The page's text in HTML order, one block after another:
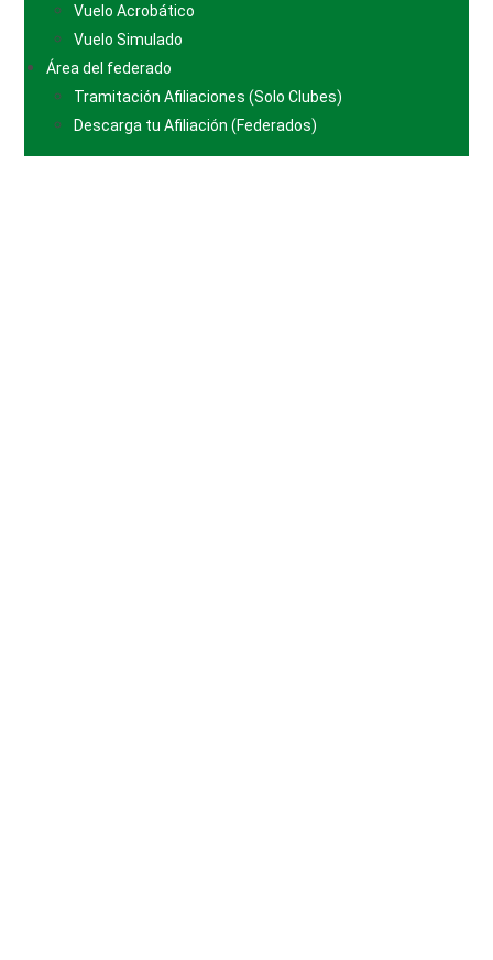
Vuelo Acrobático
Vuelo Simulado
Área del federado
Tramitación Afiliaciones (Solo Clubes)
Descarga tu Afiliación (Federados)